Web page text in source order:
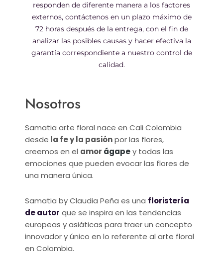
responden de diferente manera a los factores
externos, contáctenos en un plazo máximo de
72 horas después de la entrega, con el fin de
analizar las posibles causas y hacer efectiva la
garantía correspondiente a nuestro control de
calidad.
Nosotros
Samatia arte floral nace en Cali Colombia
desde la fe y la pasiónpor las flores,
creemos en el amor ágapey todas las
emociones que pueden evocar las flores de
una manera única.
Samatia by Claudia Peña es una floristería
de autor que se inspira en las tendencias
europeas y asiáticas para traer un concepto
innovador y único en lo referente al arte floral
en Colombia.